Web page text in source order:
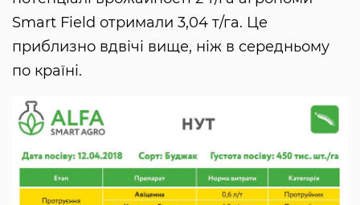
Smart Field отримали 3,04 т/га. Це
приблизно вдвічі вище, ніж в середньому
по країні.